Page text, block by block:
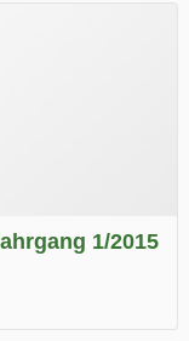
1/2015